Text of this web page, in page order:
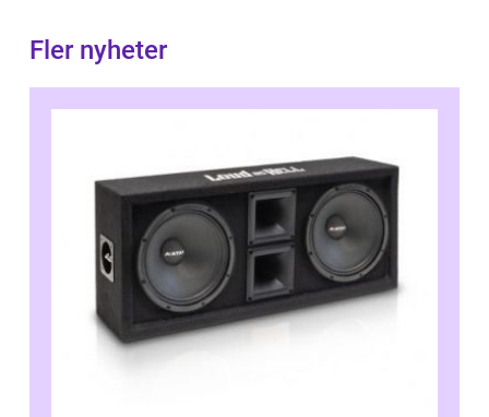
Fler nyheter